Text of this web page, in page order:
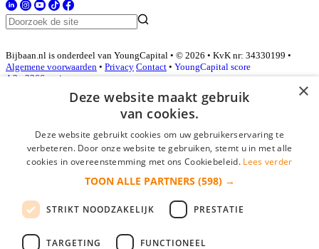
Bijbaan.nl is onderdeel van YoungCapital • © 2026 • KvK nr: 34330199 •
Algemene voorwaarden • Privacy Contact • YoungCapital score
4.3 - 3366 reviews
Inloggen als bedrijf
*
login gegevens onthouden
login
×
Deze website maakt gebruik
van cookies.
Deze website gebruikt cookies om uw gebruikerservaring te
verbeteren. Door onze website te gebruiken, stemt u in met alle
cookies in overeenstemming met ons Cookiebeleid. Lees verder
TOON ALLE PARTNERS (598) →
STRIKT NOODZAKELIJK PRESTATIE
TARGETING FUNCTIONEEL